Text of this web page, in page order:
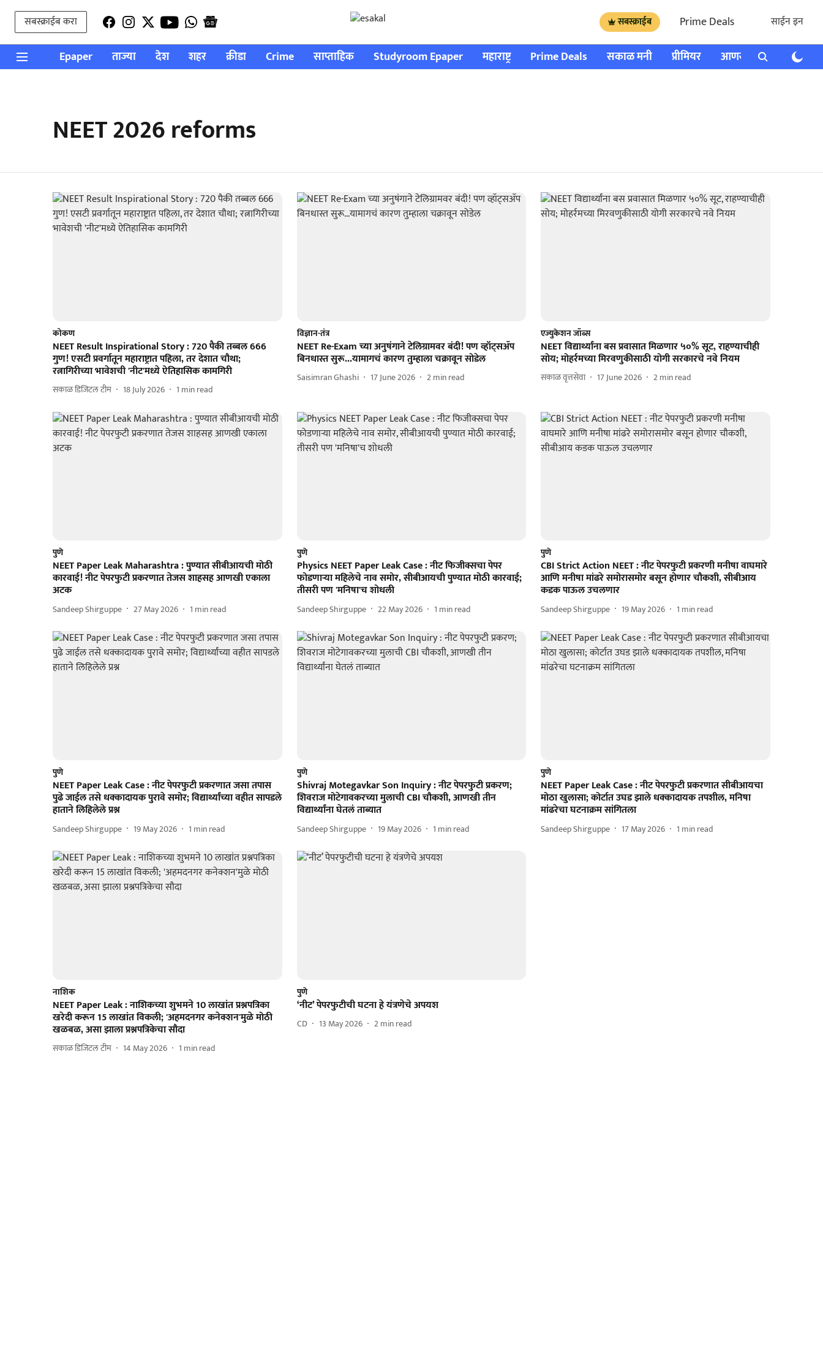
सबस्क्राईब करा सबस्क्राईब Prime Deals साईन इन
Epaper ताज्या देश शहर क्रीडा Crime साप्ताहिक Studyroom Epaper महाराष्ट्र Prime Deals सकाळ मनी प्रीमियर आणखी राशी भविष्य
NEET 2026 reforms
कोकण
NEET Result Inspirational Story : 720 पैकी तब्बल 666
गुण! एसटी प्रवर्गातून महाराष्ट्रात पहिला, तर देशात चौथा;
रत्नागिरीच्या भावेशची 'नीट'मध्ये ऐतिहासिक कामगिरी
सकाळ डिजिटल टीम 18 July 2026 1 min read
विज्ञान-तंत्र
NEET Re-Exam च्या अनुषंगाने टेलिग्रामवर बंदी! पण व्हॉट्सॲप
बिनधास्त सुरू...यामागचं कारण तुम्हाला चक्रावून सोडेल
Saisimran Ghashi 17 June 2026 2min read
एज्युकेशन जॉब्स
NEET विद्यार्थ्यांना बस प्रवासात मिळणार ५०% सूट, राहण्याचीही
सोय; मोहर्रमच्या मिरवणुकीसाठी योगी सरकारचे नवे नियम
सकाळ वृत्तसेवा 17 June 2026 2min read
पुणे
NEET Paper Leak Maharashtra : पुण्यात सीबीआयची मोठी
कारवाई! नीट पेपरफुटी प्रकरणात तेजस शाहसह आणखी एकाला
अटक
Sandeep Shirguppe 27 May 2026 1 min read
पुणे
Physics NEET Paper Leak Case : नीट फिजीक्सचा पेपर
फोडणाऱ्या महिलेचे नाव समोर, सीबीआयची पुण्यात मोठी कारवाई;
तीसरी पण 'मनिषा'च शोधली
Sandeep Shirguppe 22 May 2026 1 min read
पुणे
CBI Strict Action NEET : नीट पेपरफुटी प्रकरणी मनीषा वाघमारे
आणि मनीषा मांढरे समोरासमोर बसून होणार चौकशी, सीबीआय
कडक पाऊल उचलणार
Sandeep Shirguppe 19 May 2026 1 min read
पुणे
NEET Paper Leak Case : नीट पेपरफुटी प्रकरणात जसा तपास
पुढे जाईल तसे धक्कादायक पुरावे समोर; विद्यार्थ्यांच्या वहीत सापडले
हाताने लिहिलेले प्रश्न
Sandeep Shirguppe 19 May 2026 1 min read
पुणे
Shivraj Motegavkar Son Inquiry : नीट पेपरफुटी प्रकरण;
शिवराज मोटेगावकरच्या मुलाची CBI चौकशी, आणखी तीन
विद्यार्थ्यांना घेतलं ताब्यात
Sandeep Shirguppe 19 May 2026 1 min read
पुणे
NEET Paper Leak Case : नीट पेपरफुटी प्रकरणात सीबीआयचा
मोठा खुलासा; कोर्टात उघड झाले धक्कादायक तपशील, मनिषा
मांढरेचा घटनाक्रम सांगितला
Sandeep Shirguppe 17 May 2026 1 min read
नाशिक
NEET Paper Leak : नाशिकच्या शुभमने 10 लाखांत प्रश्नपत्रिका
खरेदी करून 15 लाखांत विकली; 'अहमदनगर कनेक्शन'मुळे मोठी
खळबळ, असा झाला प्रश्नपत्रिकेचा सौदा
सकाळ डिजिटल टीम 14 May 2026 1 min read
पुणे
‘नीट’ पेपरफुटीची घटना हे यंत्रणेचे अपयश
CD 13 May 2026 2min read